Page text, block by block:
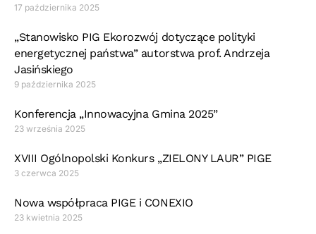
17 października 2025
„Stanowisko PIG Ekorozwój dotyczące polityki
energetycznej państwa” autorstwa prof. Andrzeja
Jasińskiego
9 października 2025
Konferencja „Innowacyjna Gmina 2025”
23 września 2025
XVIII Ogólnopolski Konkurs „ZIELONY LAUR” PIGE
3 czerwca 2025
Nowa współpraca PIGE i CONEXIO
23 kwietnia 2025